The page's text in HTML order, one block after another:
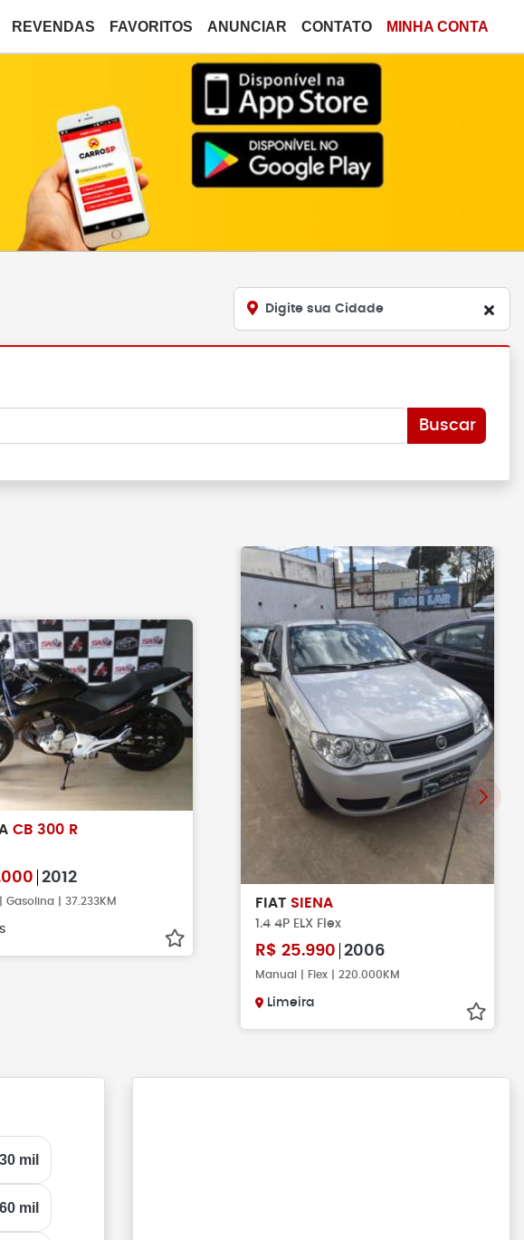
REVENDAS FAVORITOS ANUNCIAR CONTATO MINHA CONTA
Digite sua Cidade
Buscar
CB 300 R
2012
Gasolina | 37.233KM FIAT SIENA
1.4 4P ELX Flex
R$ 25.990 2006
Manual | Flex | 220.000KM
Limeira
mil
mil